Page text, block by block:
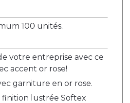
100 unités.
votre entreprise avec ce
accent or rose!
garniture en or rose.
finition lustrée Softex